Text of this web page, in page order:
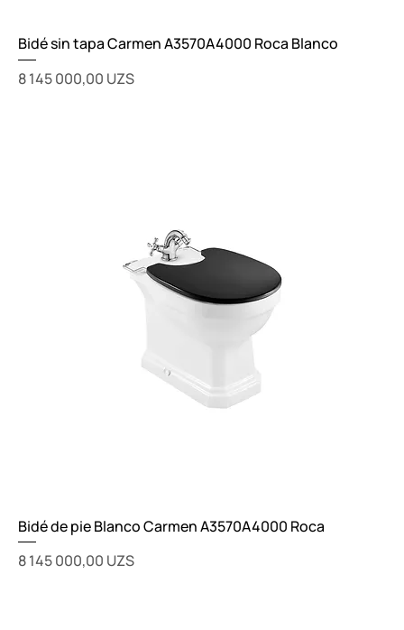
Bidé sin tapa Carmen A3570A4000 Roca Blanco
Цена
8 145 000,00 UZS
Bidé de pie Blanco Carmen A3570A4000 Roca
Цена
8 145 000,00 UZS